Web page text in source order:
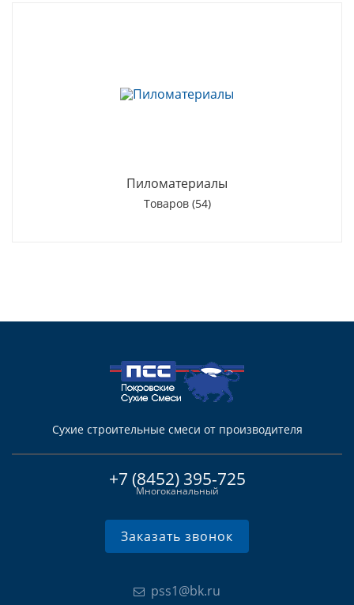
Пиломатериалы
Товаров (54)
Сухие строительные смеси от производителя
+7 (8452) 395-725
Многоканальный
Заказать звонок
pss1@bk.ru